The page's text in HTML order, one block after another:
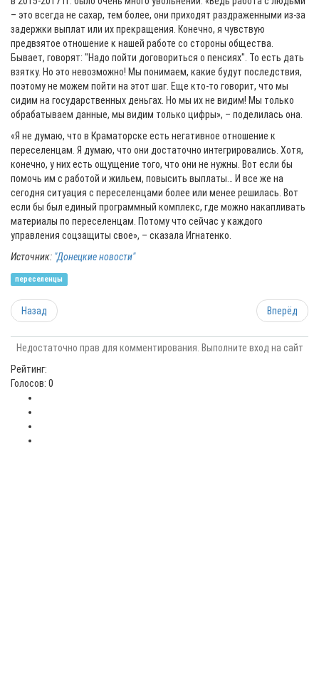
– это всегда не сахар, тем более, они приходят раздраженными из-за
задержки выплат или их прекращения. Конечно, я чувствую
предвзятое отношение к нашей работе со стороны общества.
Бывает, говорят: "Надо пойти договориться о пенсиях". То есть дать
взятку. Но это невозможно! Мы понимаем, какие будут последствия,
поэтому не можем пойти на этот шаг. Еще кто-то говорит, что мы
сидим на государственных деньгах. Но мы их не видим! Мы только
обрабатываем данные, мы видим только цифры», – поделилась она.
«Я не думаю, что в Краматорске есть негативное отношение к
переселенцам. Я думаю, что они достаточно интегрировались. Хотя,
конечно, у них есть ощущение того, что они не нужны. Вот если бы
помочь им с работой и жильем, повысить выплаты… И все же на
сегодня ситуация с переселенцами более или менее решилась. Вот
если бы был единый программный комплекс, где можно накапливать
материалы по переселенцам. Потому что сейчас у каждого
управления соцзащиты свое», – сказала Игнатенко.
Источник: "Донецкие новости"
переселенцы
Назад Вперёд
Недостаточно прав для комментирования. Выполните вход на сайт
Рейтинг:
Голосов: 0